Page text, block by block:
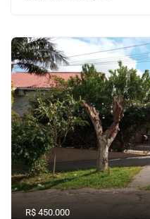
R$ 450.000